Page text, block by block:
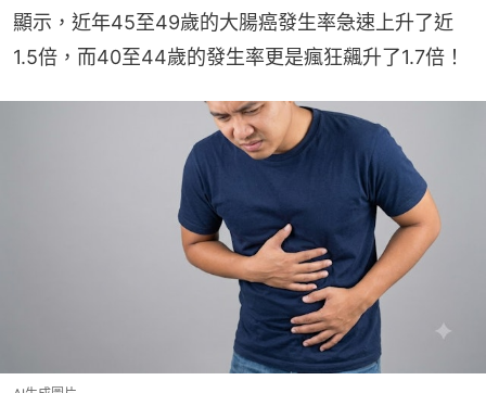
顯示，近年45至49歲的大腸癌發生率急速上升了近
1.5倍，而40至44歲的發生率更是瘋狂飆升了1.7倍！